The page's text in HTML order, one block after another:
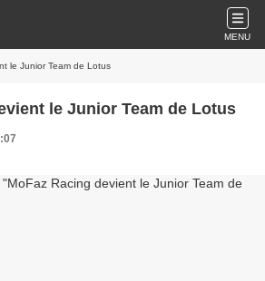
MENU
le Junior Team de Lotus
le Junior Team de Lotus